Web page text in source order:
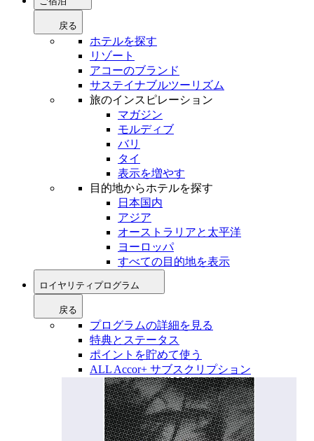
戻る
ホテルを探す
リゾート
アコーのブランド
サステイナブルツーリズム
旅のインスピレーション
マガジン
モルディブ
バリ
タイ
表示を増やす
目的地からホテルを探す
日本国内
アジア
オーストラリアと太平洋
ヨーロッパ
すべての目的地を表示
ロイヤリティプログラム
戻る
プログラムの詳細を見る
特典とステータス
ポイントを貯めて使う
ALL Accor+ サブスクリプション